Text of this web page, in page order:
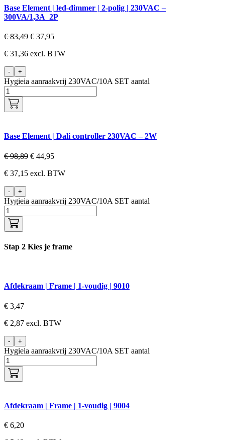
Base Element | led-dimmer | 2-polig | 230VAC –
300VA/1,3A_2P
€83,49 € 37,95
€ 31,36 excl. BTW
- +
Hygieia aanraakvrij 230VAC/10A SET aantal
Base Element | Dali controller 230VAC – 2W
€98,89 € 44,95
€ 37,15 excl. BTW
- +
Hygieia aanraakvrij 230VAC/10A SET aantal
Stap 2 Kies je frame
Afdekraam | Frame | 1-voudig | 9010
€ 3,47
€ 2,87 excl. BTW
- +
Hygieia aanraakvrij 230VAC/10A SET aantal
Afdekraam | Frame | 1-voudig | 9004
€ 6,20